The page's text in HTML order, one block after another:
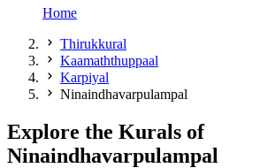
Home
Thirukkural
Kaamaththuppaal
Karpiyal
Ninaindhavarpulampal
Explore the Kurals of
Ninaindhavarpulampal